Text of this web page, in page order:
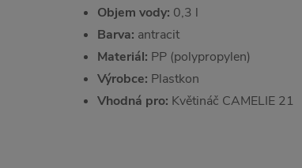
Objem vody: 0,3 l
Barva: antracit
Materiál: PP (polypropylen)
Výrobce: Plastkon
Vhodná pro: Květináč CAMELIE 21